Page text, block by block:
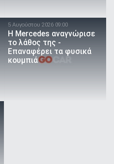
5 Αυγούστου 2026 09:00
Η Mercedes αναγνώρισε
το λάθος της -
Επαναφέρει τα φυσικά
κουμπιά